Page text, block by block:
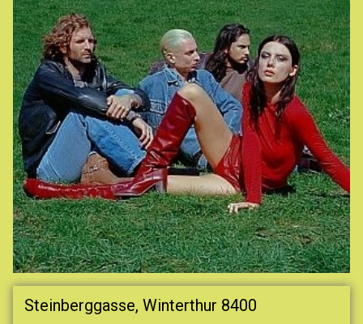
Steinberggasse, Winterthur 8400